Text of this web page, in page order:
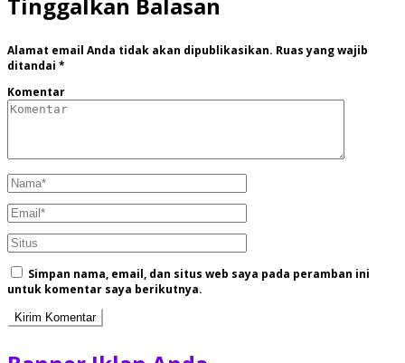
Alamat email Anda tidak akan dipublikasikan. Ruas yang wajib
ditandai *
Komentar
Simpan nama, email, dan situs web saya pada peramban ini
untuk komentar saya berikutnya.